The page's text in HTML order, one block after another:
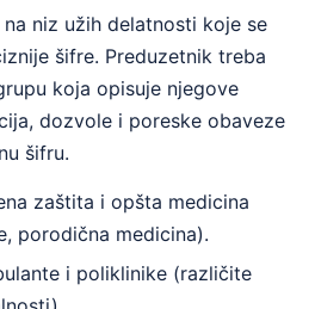
niz užih delatnosti koje se
šifre. Preduzetnik treba
koja opisuje njegove
dozvole i poreske obaveze
šifru.
zaštita i opšta medicina
porodična medicina).
i poliklinike (različite